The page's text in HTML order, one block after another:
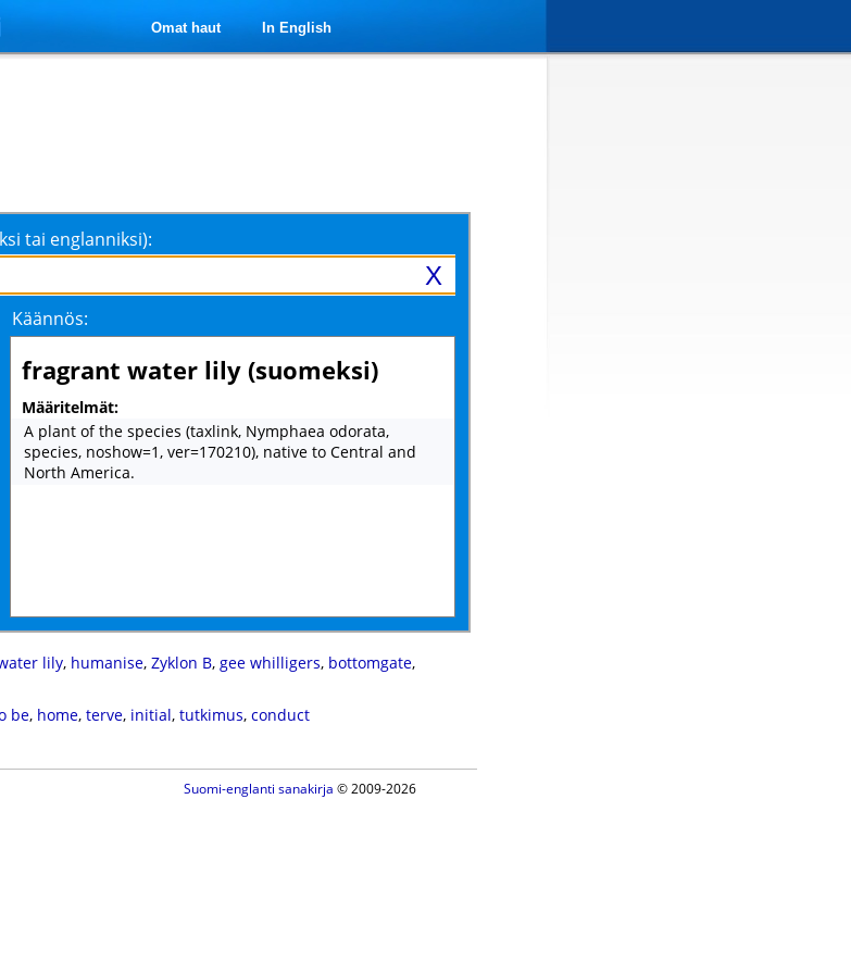
Omat haut In English
tai englanniksi):
X
Käännös:
fragrant water lily (suomeksi)
Määritelmät:
A plant of the species (taxlink, Nymphaea odorata,
species, noshow=1, ver=170210), native to Central and
North America.
lily, humanise, Zyklon B, gee whilligers, bottomgate,
be, home, terve, initial, tutkimus, conduct
Suomi-englanti sanakirja © 2009-2026